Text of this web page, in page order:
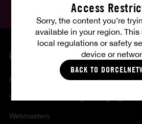
Access
Sorry, the content you’re
available in your region.
local regulations or safety
device or
BACK TO
ÜBER UNS
Kontakt
Verkaufs - und nutzungsbedingungen
Webmasters